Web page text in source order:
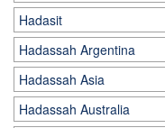
Hadasit
Hadassah Argentina
Hadassah Asia
Hadassah Australia